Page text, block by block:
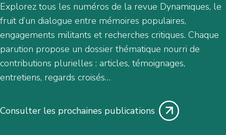
Explorez tous les numéros de la revue Dynamiques, le
fruit d’un dialogue entre mémoires populaires,
engagements militants et recherches critiques. Chaque
parution propose un dossier thématique nourri de
contributions plurielles : articles, témoignages,
entretiens, regards croisés…
Consulter les prochaines publications